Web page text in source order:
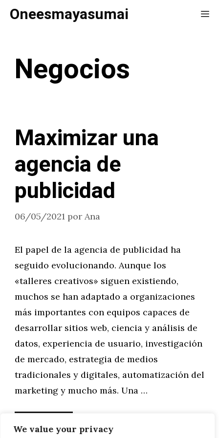
We value your privacy
SaltarOneesmayasumai
Negocios
Maximizar una
agencia de
publicidad
06/05/2021 por Ana
El papel de la agencia de publicidad ha
seguido evolucionando. Aunque los
«talleres creativos» siguen existiendo,
muchos se han adaptado a organizaciones
más importantes con equipos capaces de
desarrollar sitios web, ciencia y análisis de
datos, experiencia de usuario, investigación
de mercado, estrategia de medios
tradicionales y digitales, automatización del
marketing y mucho más. Una …
Leer más